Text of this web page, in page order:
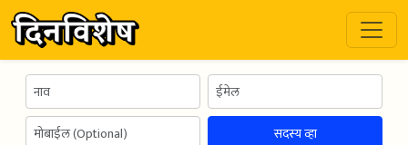
सदस्य व्हा